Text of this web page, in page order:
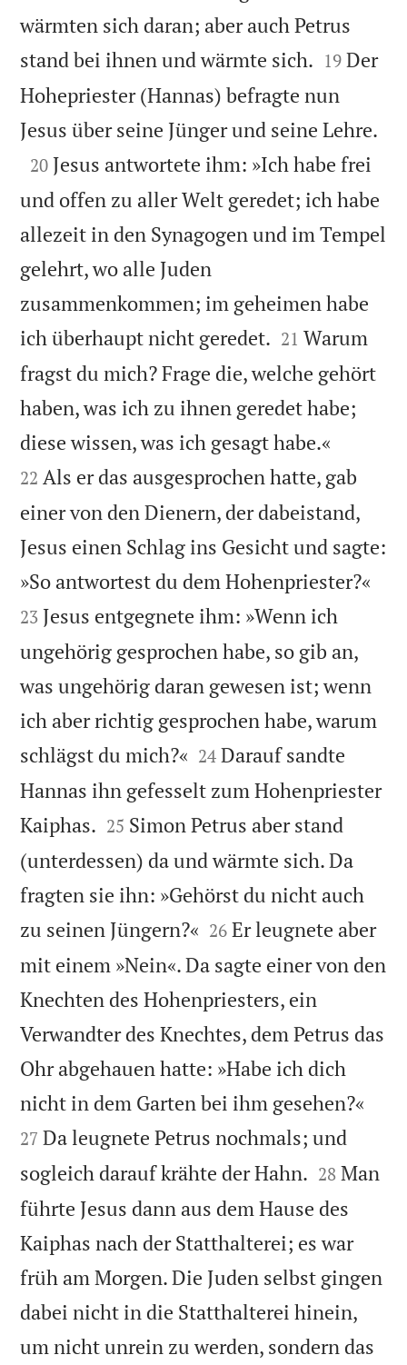
wärmten sich daran; aber auch Petrus
stand bei ihnen und wärmte sich. 

19 Der
Hohepriester (Hannas) befragte nun
Jesus über seine Jünger und seine Lehre.

20 Jesus antwortete ihm: »Ich habe frei
und offen zu aller Welt geredet; ich habe
allezeit in den Synagogen und im Tempel
gelehrt, wo alle Juden
zusammenkommen; im geheimen habe
ich überhaupt nicht geredet. 

21 Warum
fragst du mich? Frage die, welche gehört
haben, was ich zu ihnen geredet habe;
diese wissen, was ich gesagt habe.«
22 Als er das ausgesprochen hatte, gab
einer von den Dienern, der dabeistand,
Jesus einen Schlag ins Gesicht und sagte:
»So antwortest du dem Hohenpriester?«
23 Jesus entgegnete ihm: »Wenn ich
ungehörig gesprochen habe, so gib an,
was ungehörig daran gewesen ist; wenn
ich aber richtig gesprochen habe, warum
schlägst du mich?« 

24 Darauf sandte
Hannas ihn gefesselt zum Hohenpriester
Kaiphas. 

25 Simon Petrus aber stand
(unterdessen) da und wärmte sich. Da
fragten sie ihn: »Gehörst du nicht auch
zu seinen Jüngern?« 

26 Er leugnete aber
mit einem »Nein«. Da sagte einer von den
Knechten des Hohenpriesters, ein
Verwandter des Knechtes, dem Petrus das
Ohr abgehauen hatte: »Habe ich dich
nicht in dem Garten bei ihm gesehen?«
27 Da leugnete Petrus nochmals; und
sogleich darauf krähte der Hahn. 

28 Man
führte Jesus dann aus dem Hause des
Kaiphas nach der Statthalterei; es war
früh am Morgen. Die Juden selbst gingen
dabei nicht in die Statthalterei hinein,
um nicht unrein zu werden, sondern das